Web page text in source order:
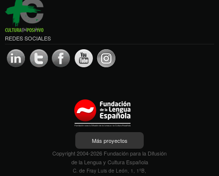
REDES SOCIALES
Más proyectos
Copyright 2004-2026 Fundación para la Difusión
de la Lengua y Cultura Española
C. de Fray Luis de León, 1, 1ºB,